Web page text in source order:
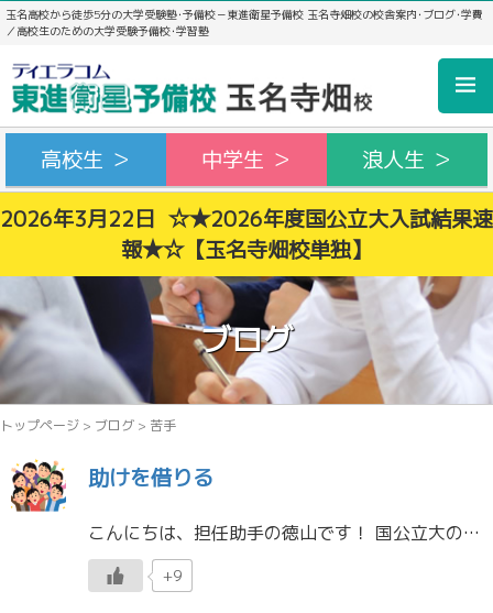
玉名高校から徒歩5分の大学受験塾･予備校－東進衛星予備校 玉名寺畑校の校舎案内･ブログ･学費
／高校生のための大学受験予備校･学習塾
高校生 ＞ 中学生 ＞
浪人生 ＞
2026年3月22日 ☆★2026年度国公立大入試結果速
報★☆【玉名寺畑校単独】
ブログ
トップページ > ブログ > 苦手
助けを借りる
こんにちは、担任助手の徳山です！ 国公立大の後期試験の合格発表が行われています。 人によって合格、不合格、結果はいろいろ異なると思いますが、とりあえず一段落つきましたね！ 本当にお疲れさまでした！！ やってみる 突然 […]
+9